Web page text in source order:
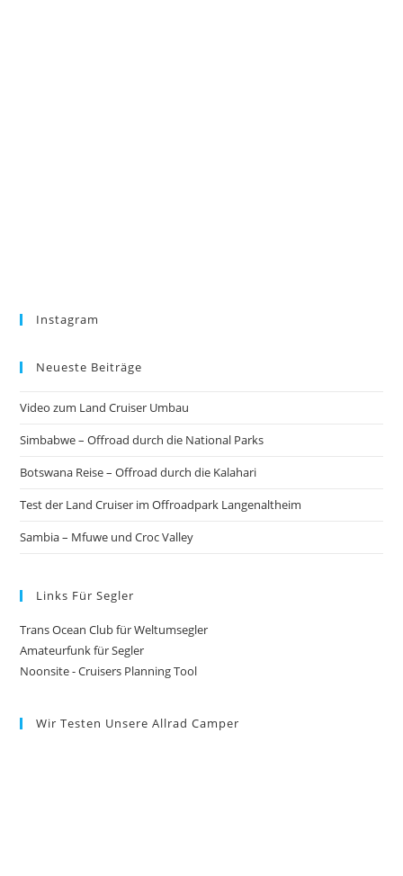
Instagram
Neueste Beiträge
Video zum Land Cruiser Umbau
Simbabwe – Offroad durch die National Parks
Botswana Reise – Offroad durch die Kalahari
Test der Land Cruiser im Offroadpark Langenaltheim
Sambia – Mfuwe und Croc Valley
Links Für Segler
Trans Ocean Club für Weltumsegler
Amateurfunk für Segler
Noonsite - Cruisers Planning Tool
Wir Testen Unsere Allrad Camper